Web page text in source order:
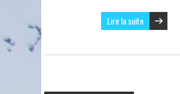
Lire la suite